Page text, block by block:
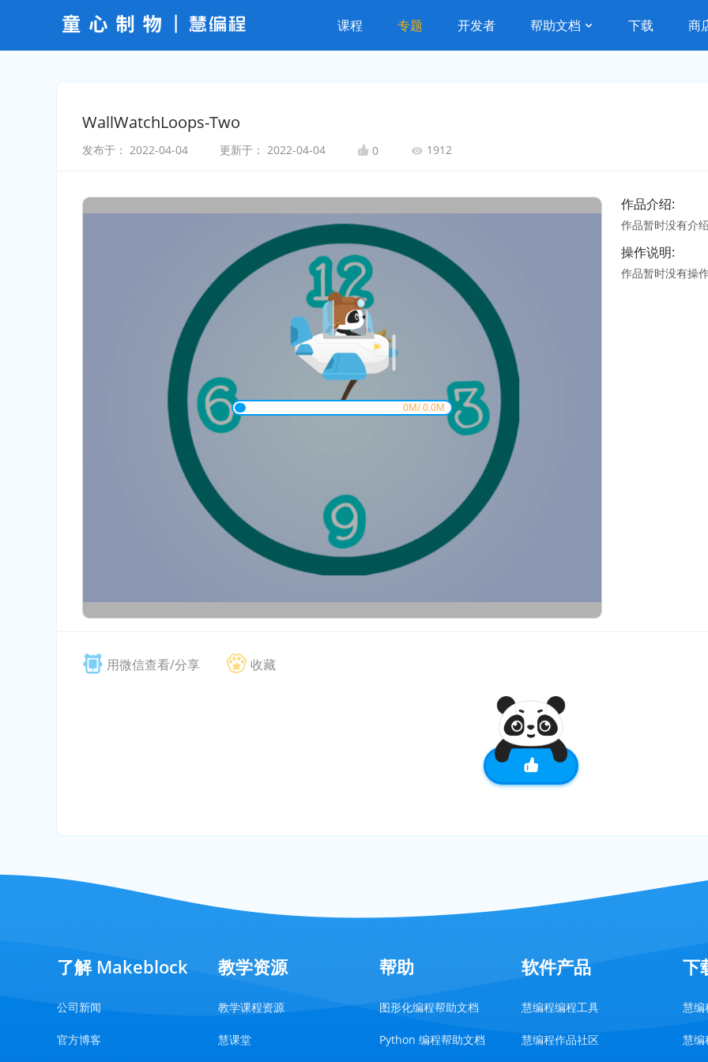
课程 专题 开发者 帮助文档 下载 商
WallWatchLoops-Two
发布于： 2022-04-04 更新于： 2022-04-04 0 1912
0M/0.0M
作品介绍:
作品暂时没有介
操作说明:
作品暂时没有操
用微信查看/分享 收藏
了解 Makeblock
公司新闻
官方博客
教学资源
教学课程资源
慧课堂
帮助
图形化编程帮助文档
Python 编程帮助文档
软件产品
慧编程编程工具
慧编程作品社区
下
慧
慧